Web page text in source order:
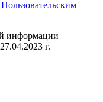
Пользовательским
информации
г.